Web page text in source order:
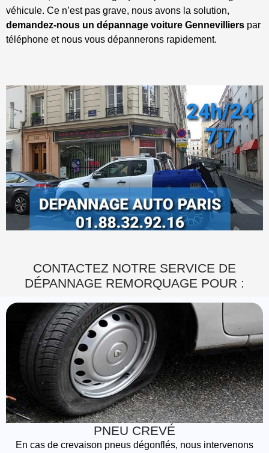
véhicule. Ce n’est pas grave, nous avons la solution,
demandez-nous un dépannage voiture Gennevilliers par
téléphone et nous vous dépannerons rapidement.
CONTACTEZ NOTRE SERVICE DE
DÉPANNAGE REMORQUAGE POUR :
PNEU CREVÉ
En cas de crevaison pneus dégonflés, nous intervenons